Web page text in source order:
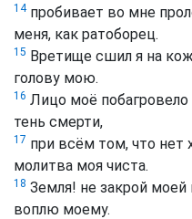
14пробивает во мне
меня, как ратоборец.
15 Вретище сшил я на
голову мою.
16 Лицо моё побагровело
тень смерти,
17 при всём том, что нет
молитва моя чиста.
18 Земля! не закрой моей
воплю моему.